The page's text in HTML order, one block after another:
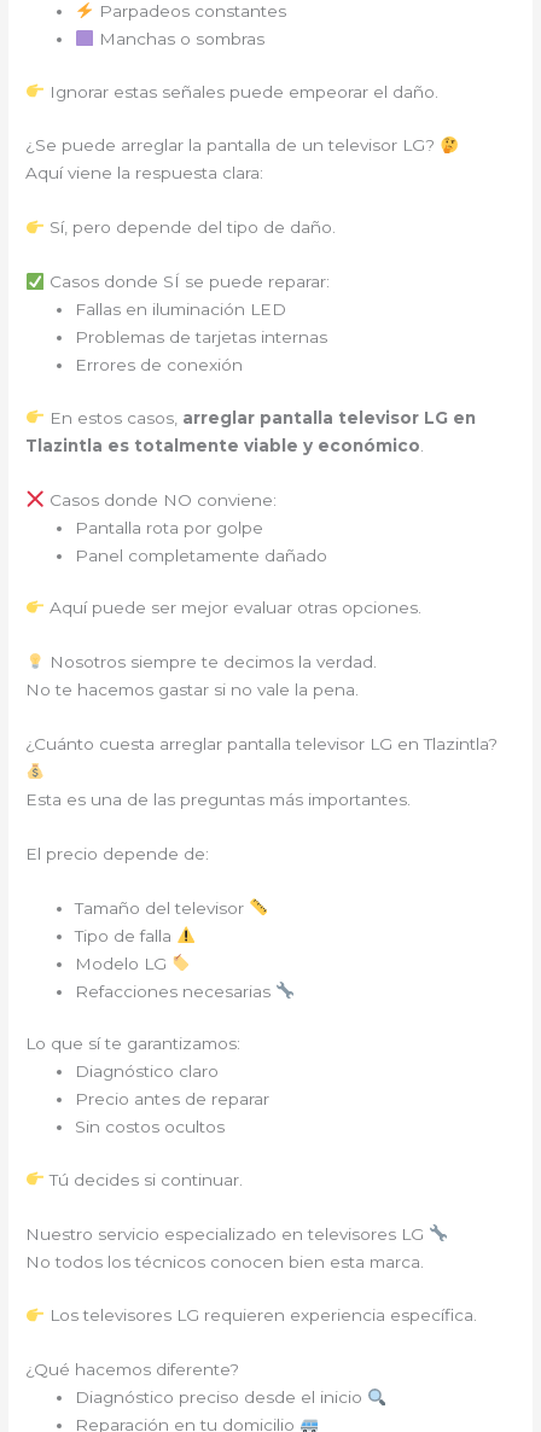
Parpadeos constantes
Manchas o sombras
Ignorar estas señales puede empeorar el daño.
¿Se puede arreglar la pantalla de un televisor LG?
Aquí viene la respuesta clara:
Sí, pero depende del tipo de daño.
Casos donde SÍ se puede reparar:
Fallas en iluminación LED
Problemas de tarjetas internas
Errores de conexión
En estos casos, arreglar pantalla televisor LG en
Tlazintla es totalmente viable y económico
Casos donde NO conviene:
Pantalla rota por golpe
Panel completamente dañado
Aquí puede ser mejor evaluar otras opciones.
Nosotros siempre te decimos la verdad.
No te hacemos gastar si no vale la pena.
¿Cuánto cuesta arreglar pantalla televisor LG en Tlazintla?
Esta es una de las preguntas más importantes.
El precio depende de:
Tamaño del televisor
Tipo de falla
Modelo LG
Refacciones necesarias
Lo que sí te garantizamos:
Diagnóstico claro
Precio antes de reparar
Sin costos ocultos
Tú decides si continuar.
Nuestro servicio especializado en televisores LG
No todos los técnicos conocen bien esta marca.
Los televisores LG requieren experiencia específica.
¿Qué hacemos diferente?
Diagnóstico preciso desde el inicio
Reparación en tu domicilio